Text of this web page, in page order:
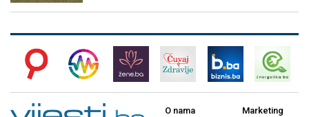
O nama
Marketing